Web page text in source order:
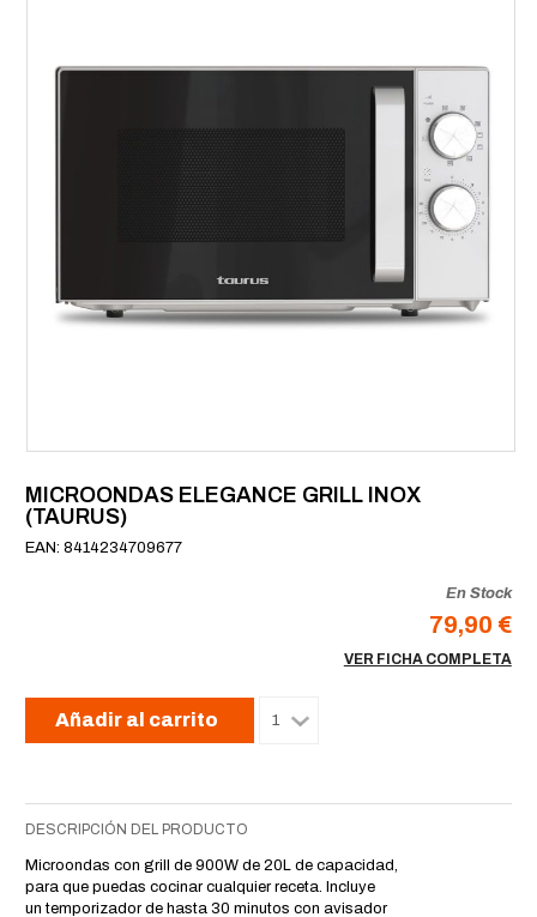
MICROONDAS ELEGANCE GRILL INOX
(TAURUS)
EAN: 8414234709677
En Stock
79,90 €
VER FICHA COMPLETA
Añadir al carrito
DESCRIPCIÓN DEL PRODUCTO
Microondas con grill de 900W de 20L de capacidad,
para que puedas cocinar cualquier receta. Incluye
un temporizador de hasta 30 minutos con avisador